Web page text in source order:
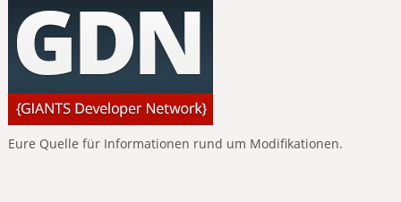
Eure Quelle für Informationen rund um Modifikationen.